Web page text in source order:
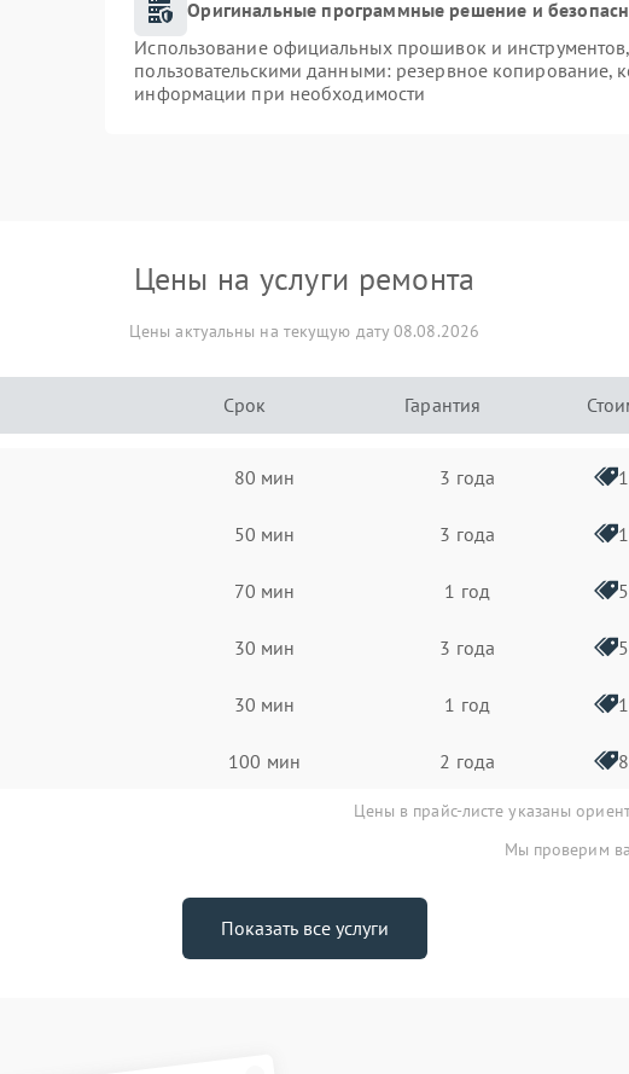
Оригинальные программные решение и
Использование официальных прошивок и инструментов,
пользовательскими данными: резервное копирование,
информации при необходимости
Цены на услуги ремонта
Цены актуальны на текущую дату 08.08.2026
Срок Гарантия
80 мин 3 года
50 мин 3 года
70 мин 1 год
30 мин 3 года
30 мин 1 год
100 мин 2 года
Цены в прайс-листе указаны
Мы проверим
Показать все услуги